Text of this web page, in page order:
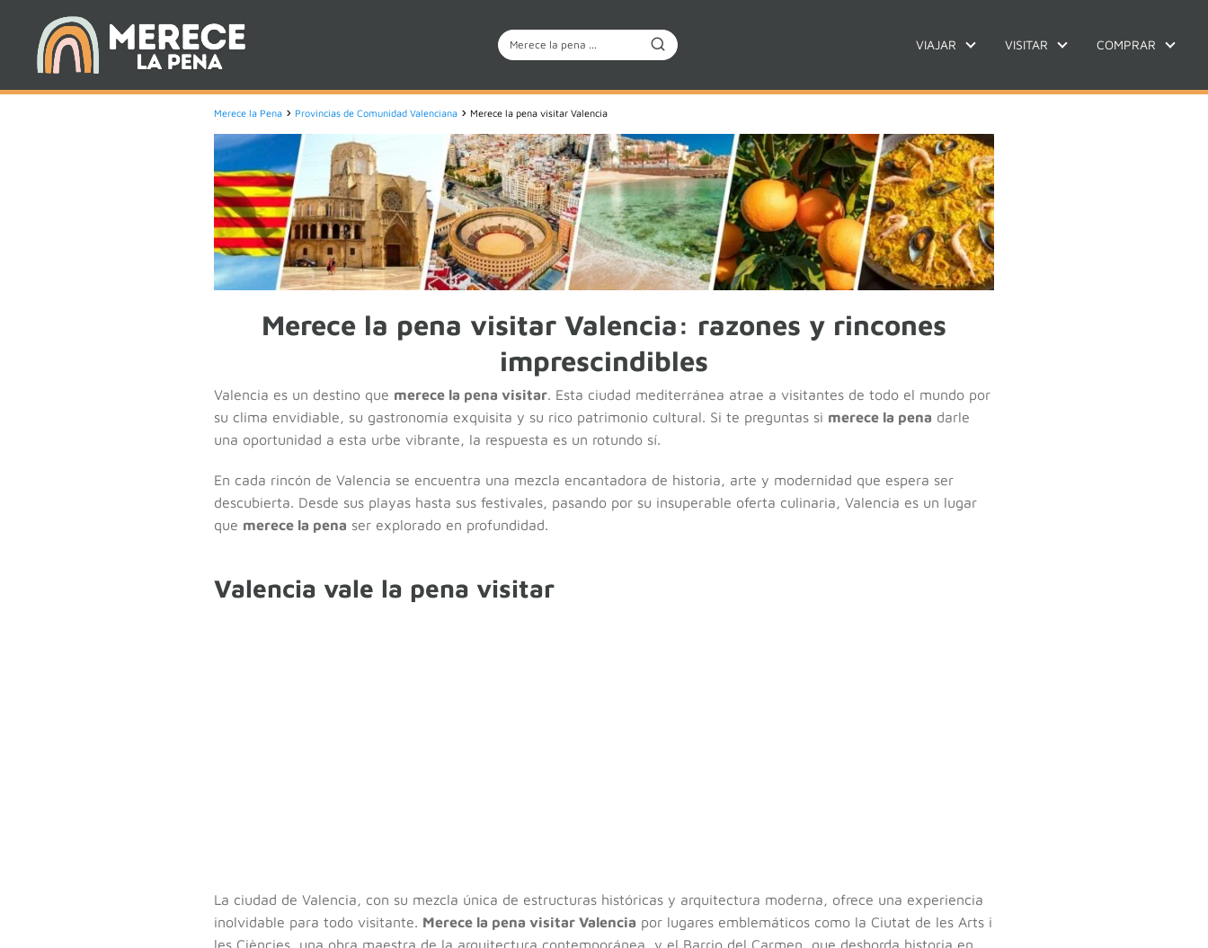
VIAJAR VISITAR COMPRAR
Merece la Pena Provincias de Comunidad Valenciana Merece la pena visitar Valencia
Merece la pena visitar Valencia: razones y rincones
imprescindibles
Valencia es un destino que merece la pena visitar. Esta ciudad mediterránea atrae a visitantes de todo el mundo por
su clima envidiable, su gastronomía exquisita y su rico patrimonio cultural. Si te preguntas si merece la pena darle
una oportunidad a esta urbe vibrante, la respuesta es un rotundo sí.
En cada rincón de Valencia se encuentra una mezcla encantadora de historia, arte y modernidad que espera ser
descubierta. Desde sus playas hasta sus festivales, pasando por su insuperable oferta culinaria, Valencia es un lugar
que merece la pena ser explorado en profundidad.
Valencia vale la pena visitar
La ciudad de Valencia, con su mezcla única de estructuras históricas y arquitectura moderna, ofrece una experiencia
inolvidable para todo visitante. Merece la pena visitar Valencia por lugares emblemáticos como la Ciutat de les Arts i
les Ciències, una obra maestra de la arquitectura contemporánea, y el Barrio del Carmen, que desborda historia en